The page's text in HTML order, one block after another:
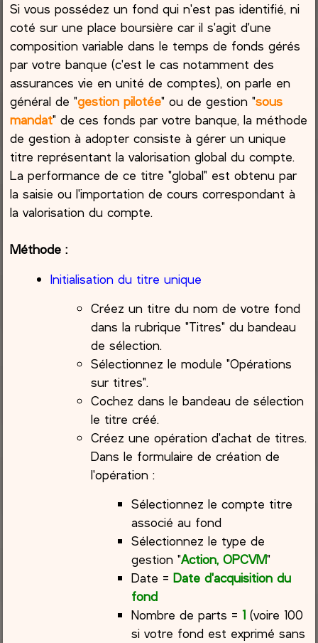
s
s
a
e
Si vous possédez un fond qui n'est pas identifié, ni
coté sur une place boursière car il s'agit d'une
composition variable dans le temps de fonds gérés
par votre banque (c'est le cas notamment des
assurances vie en unité de comptes), on parle en
général de "gestion pilotée" ou de gestion "sous
mandat" de ces fonds par votre banque, la méthode
de gestion à adopter consiste à gérer un unique
titre représentant la valorisation global du compte.
La performance de ce titre "global" est obtenu par
la saisie ou l'importation de cours correspondant à
la valorisation du compte.
Méthode :
Initialisation du titre unique
Créez un titre du nom de votre fond
dans la rubrique "Titres" du bandeau
de sélection.
Sélectionnez le module "Opérations
sur titres".
Cochez dans le bandeau de sélection
le titre créé.
Créez une opération d'achat de titres.
Dans le formulaire de création de
l'opération :
Sélectionnez le compte titre
associé au fond
Sélectionnez le type de
gestion "Action, OPCVM"
Date =Date d'acquisition du
fond
Nombre de parts =1 (voire 100
si votre fond est exprimé sans